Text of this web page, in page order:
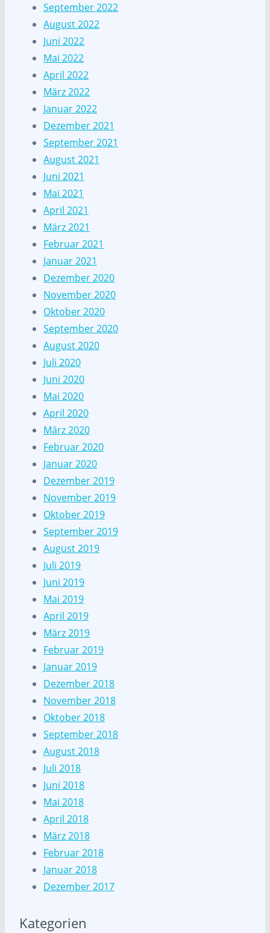
September 2022
August 2022
Juni 2022
Mai 2022
April 2022
März 2022
Januar 2022
Dezember 2021
September 2021
August 2021
Juni 2021
Mai 2021
April 2021
März 2021
Februar 2021
Januar 2021
Dezember 2020
November 2020
Oktober 2020
September 2020
August 2020
Juli 2020
Juni 2020
Mai 2020
April 2020
März 2020
Februar 2020
Januar 2020
Dezember 2019
November 2019
Oktober 2019
September 2019
August 2019
Juli 2019
Juni 2019
Mai 2019
April 2019
März 2019
Februar 2019
Januar 2019
Dezember 2018
November 2018
Oktober 2018
September 2018
August 2018
Juli 2018
Juni 2018
Mai 2018
April 2018
März 2018
Februar 2018
Januar 2018
Dezember 2017
Kategorien